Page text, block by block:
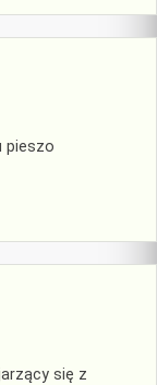
pieszo
się z